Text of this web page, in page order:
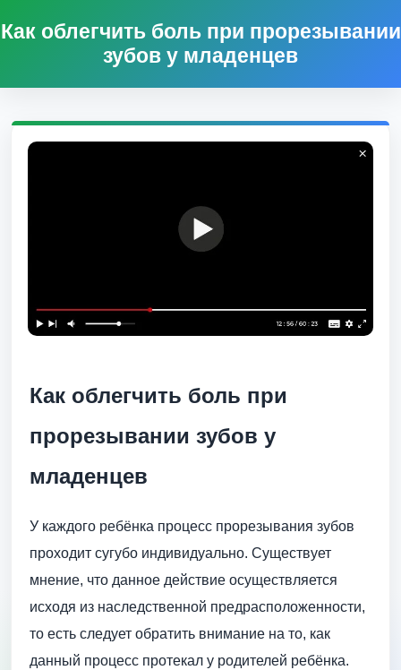
Как облегчить боль при прорезывании
зубов у младенцев
Как облегчить боль при
прорезывании зубов у
младенцев
У каждого ребёнка процесс прорезывания зубов
проходит сугубо индивидуально. Существует
мнение, что данное действие осуществляется
исходя из наследственной предрасположенности,
то есть следует обратить внимание на то, как
данный процесс протекал у родителей ребёнка.